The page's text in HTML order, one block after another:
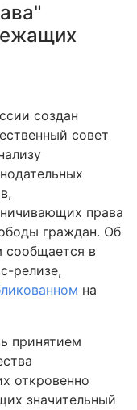
создан
совет
права
граждан. Об
сообщается в
релизе,
на
принятием
откровенно
значительный